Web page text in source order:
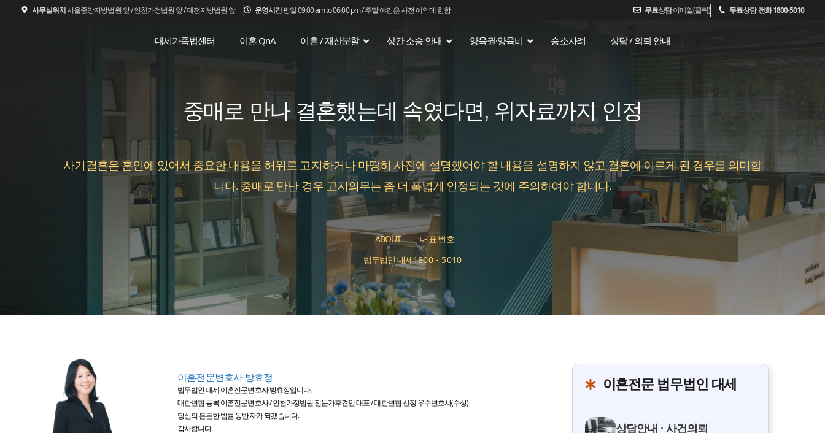
사무실위치서울중앙지방법원 앞 / 인천가정법원 앞 / 대전지방법원 앞 운영시간평일 09:00 am to 06:00 pm / 주말 야간은 사전 예약에 한함 무료상담이메일(클릭) 무료상담 전화 1800-5010
대세가족법센터 이혼 QnA 이혼 / 재산분할 상간 소송 안내 양육권·양육비 승소사례 상담 / 의뢰 안내
중매로 만나 결혼했는데 속였다면, 위자료까지 인정
사기결혼은 혼인에 있어서 중요한 내용을 허위로 고지하거나 마땅히 사전에 설명했어야 할 내용을 설명하지 않고 결혼에 이르게 된 경우를 의미합
니다. 중매로 만난 경우 고지의무는 좀 더 폭넓게 인정되는 것에 주의하여야 합니다.
ABOUT
법무법인 대세
대표번호
1800 - 5010
이혼전문변호사 방효정
법무법인 대세 이혼전문변호사 방효정입니다.
대한변협 등록 이혼전문변호사 / 인천가정법원 전문가후견인 대표 / 대한변협 선정 우수변호사(수상)
당신의 든든한 법률 동반자가 되겠습니다.
감사합니다.
이혼전문 법무법인 대세
상담안내 · 사건의뢰